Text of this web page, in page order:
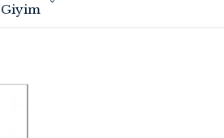
Giyim